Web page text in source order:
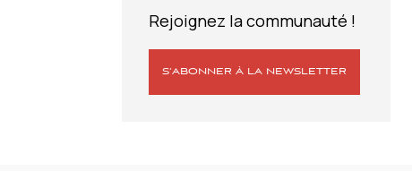
Rejoignez la communauté !
S’ABONNER À LA NEWSLETTER